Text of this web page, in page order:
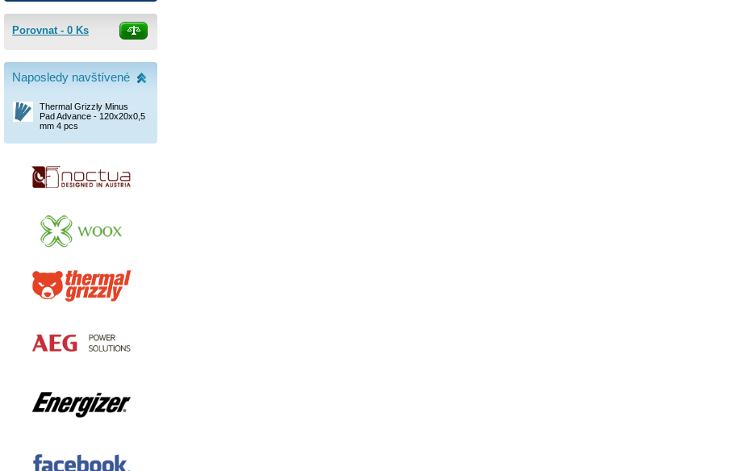
Porovnat - 0 Ks
Naposledy navštívené
Thermal Grizzly Minus
Pad Advance - 120x20x0,5
mm 4 pcs